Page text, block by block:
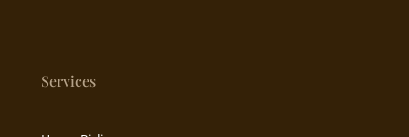
Services